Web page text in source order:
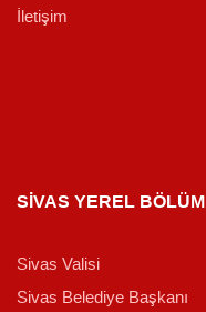
İletişim
SİVAS YEREL BÖLÜM
Sivas Valisi
Sivas Belediye Başkanı